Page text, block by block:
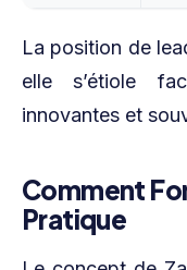
La position de
elle s’étiole
innovantes et
Comment
Pratique